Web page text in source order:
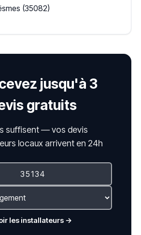
(35082)
jusqu'à 3
gratuits
suffisent — vos devis
locaux arrivent en 24h
les installateurs →